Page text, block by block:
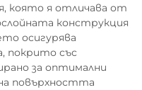
която я отличава от
конструкция
осигурява
покрито със
за оптимални
повърхността